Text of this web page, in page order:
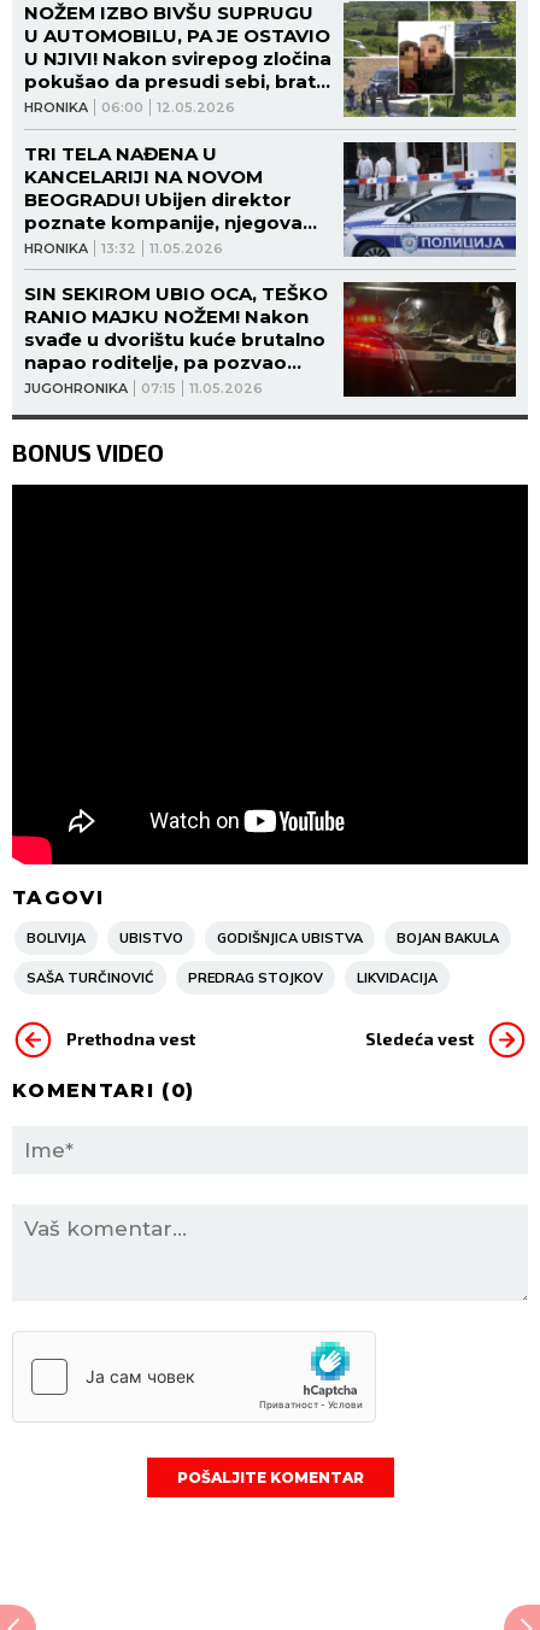
HRONIKA 06:00 12.05.2026
NOŽEM IZBO BIVŠU SUPRUGU
U AUTOMOBILU, PA JE OSTAVIO
U NJIVI! Nakon svirepog zločina
pokušao da presudi sebi, brat
ubijene Biljane tada otkrio
JEZIVE DETALJE!
HRONIKA 13:32 11.05.2026
TRI TELA NAĐENA U
KANCELARIJI NA NOVOM
BEOGRADU! Ubijen direktor
poznate kompanije, njegova
supruga i sekretarica - detalji
likvidacije koji su tada otkriveni
lede KRV U ŽILAMA!
JUGOHRONIKA 07:15 11.05.2026
SIN SEKIROM UBIO OCA, TEŠKO
RANIO MAJKU NOŽEM! Nakon
svađe u dvorištu kuće brutalno
napao roditelje, pa pozvao
policiju i tada izgovorio JEZIVU
BONUS VIDEO
TAGOVI
BOLIVIJA UBISTVO GODIŠNJICA UBISTVA BOJAN BAKULA
SAŠA TURČINOVIĆ PREDRAG STOJKOV LIKVIDACIJA
Prethodna vest Sledeća vest
KOMENTARI (0)
POŠALJITE KOMENTAR